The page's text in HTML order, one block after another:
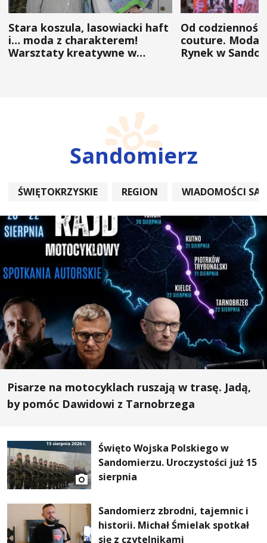
Stara koszula, lasowiacki haft
i… moda z charakterem!
Warsztaty kreatywne w
Od
couture. Moda
Rynek w
Sandomierz
ŚWIĘTOKRZYSKIE REGION WIADOMOŚCI
Pisarze na motocyklach ruszają w trasę. Jadą,
by pomóc Dawidowi z Tarnobrzega
Święto Wojska Polskiego w
Sandomierzu. Uroczystości już 15
sierpnia
Sandomierz zbrodni, tajemnic i
historii. Michał Śmielak spotkał
się z czytelnikami